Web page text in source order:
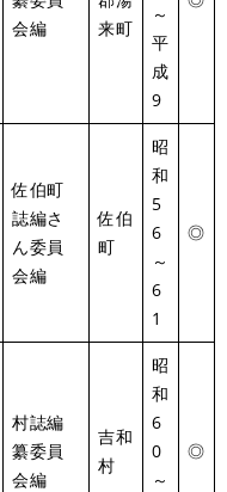
会編
来町
～
平
成
9
佐伯町
誌編さ
ん委員
会編
佐伯
町
昭
和
5
6
～
6
1
◎
村誌編
纂委員
会編
吉和
村
昭
和
6
0
～
◎